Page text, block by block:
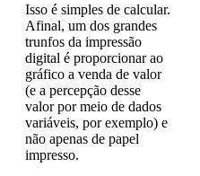
Isso é simples de calcular.
Afinal, um dos grandes
trunfos da impressão
digital é proporcionar ao
gráfico a venda de valor
(e a percepção desse
valor por meio de dados
variáveis, por exemplo) e
não apenas de papel
impresso.